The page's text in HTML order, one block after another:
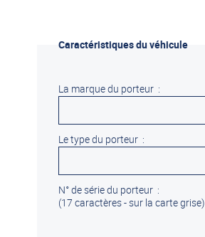
Caractéristiques du véhicule
La marque du porteur :
Le type du porteur :
N° de série du porteur :
(17 caractères - sur la carte grise)